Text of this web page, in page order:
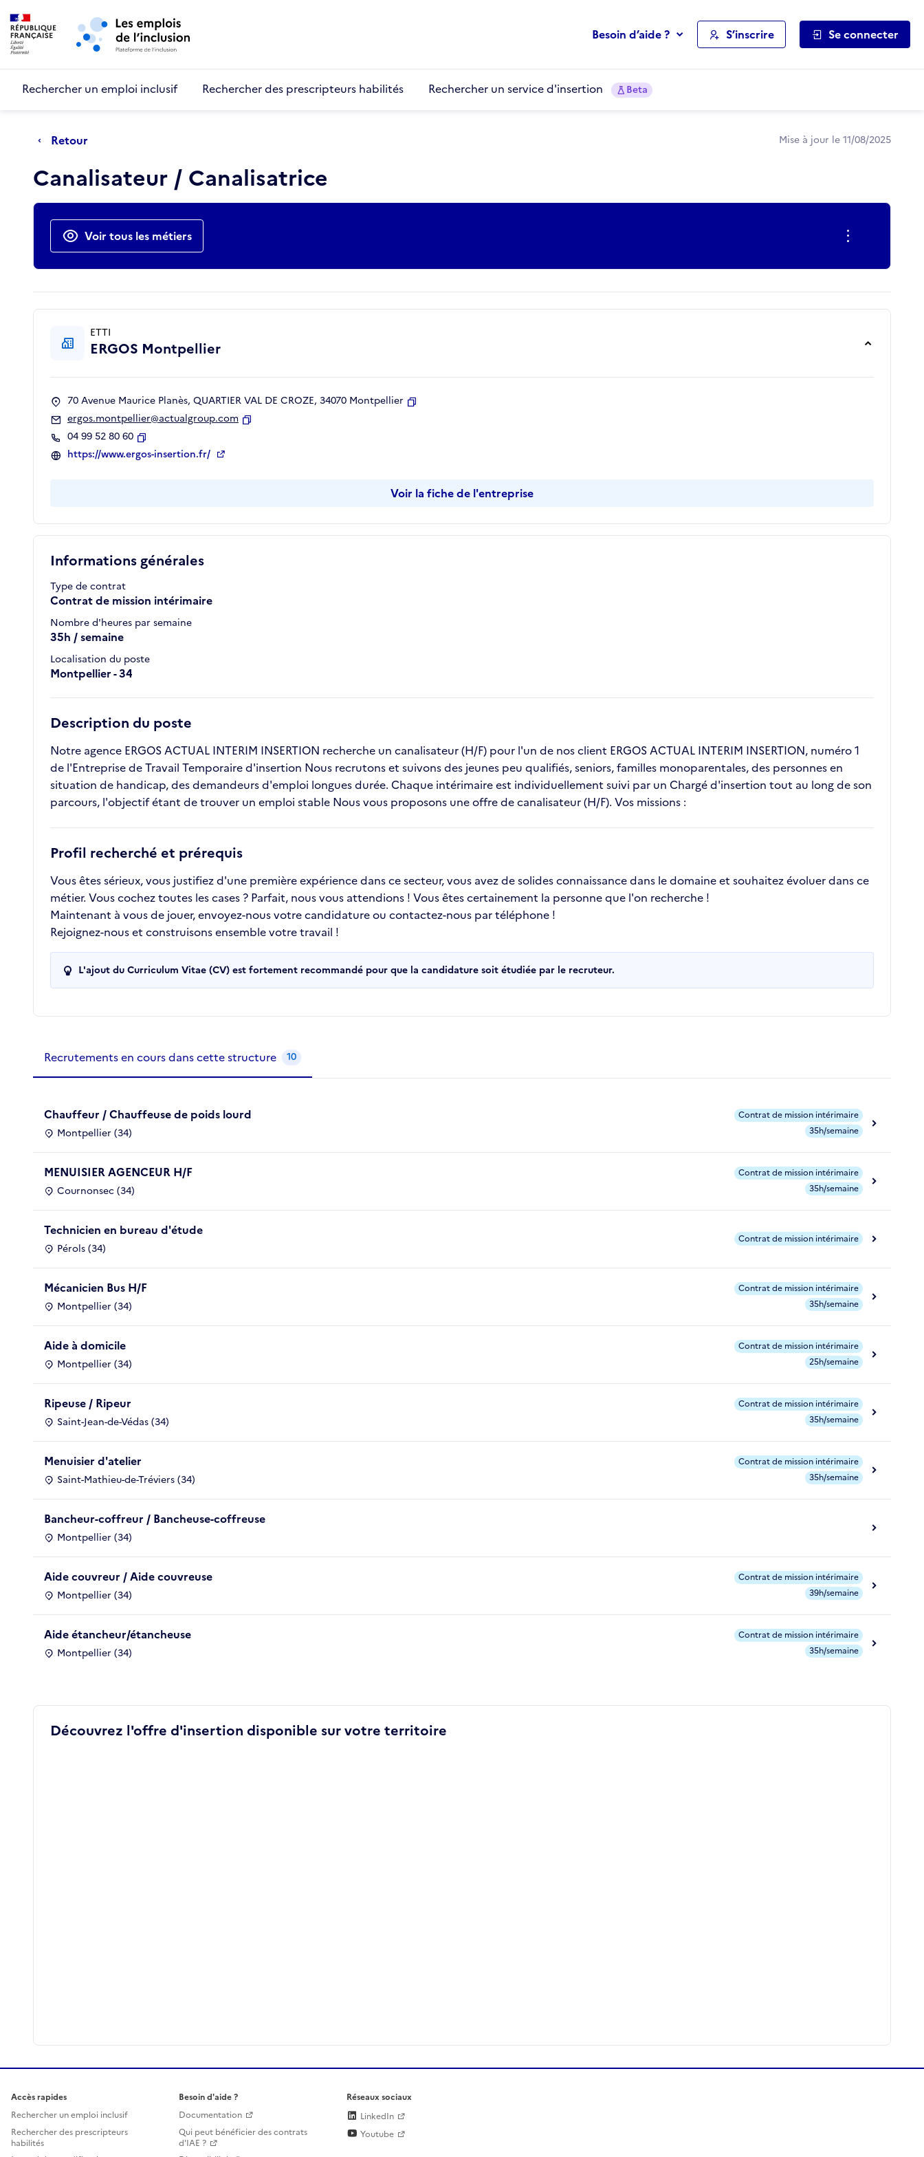
Aller au menu principal
Besoin d’aide ? S’inscrire Se connecter
Rechercher un emploi inclusif Rechercher des prescripteurs habilités Rechercher un service d'insertion Beta
Retour Mise à jour le 11/08/2025
Canalisateur / Canalisatrice
Actions rapides
Voir tous les métiers
Informations générales
Type de contrat
Contrat de mission intérimaire
Nombre d'heures par semaine
35h / semaine
Localisation du poste
Montpellier - 34
Description du poste
Notre agence ERGOS ACTUAL INTERIM INSERTION recherche un canalisateur (H/F) pour l'un de nos client ERGOS ACTUAL INTERIM INSERTION, numéro 1
de l'Entreprise de Travail Temporaire d'insertion Nous recrutons et suivons des jeunes peu qualifiés, seniors, familles monoparentales, des personnes en
situation de handicap, des demandeurs d'emploi longues durée. Chaque intérimaire est individuellement suivi par un Chargé d'insertion tout au long de son
parcours, l'objectif étant de trouver un emploi stable Nous vous proposons une offre de canalisateur (H/F). Vos missions :
Profil recherché et prérequis
Vous êtes sérieux, vous justifiez d'une première expérience dans ce secteur, vous avez de solides connaissance dans le domaine et souhaitez évoluer dans ce
métier. Vous cochez toutes les cases ? Parfait, nous vous attendions ! Vous êtes certainement la personne que l'on recherche !
Maintenant à vous de jouer, envoyez-nous votre candidature ou contactez-nous par téléphone !
Rejoignez-nous et construisons ensemble votre travail !
L'ajout du Curriculum Vitae (CV) est fortement recommandé pour que la candidature soit étudiée par le recruteur.
ETTI
ERGOS Montpellier
70 Avenue Maurice Planès, QUARTIER VAL DE CROZE, 34070 Montpellier
ergos.montpellier@actualgroup.com
04 99 52 80 60
Copier
https://www.ergos-insertion.fr/
Voir la fiche de l'entreprise
Recrutements de la structure
Recrutements en cours dans cette structure 10
Chauffeur / Chauffeuse de poids lourd
Montpellier (34)
Contrat de mission intérimaire
35h/semaine
MENUISIER AGENCEUR H/F
Cournonsec (34)
Contrat de mission intérimaire
35h/semaine
Technicien en bureau d'étude
Pérols (34)
Contrat de mission intérimaire
Mécanicien Bus H/F
Montpellier (34)
Contrat de mission intérimaire
35h/semaine
Aide à domicile
Montpellier (34)
Contrat de mission intérimaire
25h/semaine
Ripeuse / Ripeur
Saint-Jean-de-Védas (34)
Contrat de mission intérimaire
35h/semaine
Menuisier d'atelier
Saint-Mathieu-de-Tréviers (34)
Contrat de mission intérimaire
35h/semaine
Bancheur-coffreur / Bancheuse-coffreuse
Montpellier (34)
Aide couvreur / Aide couvreuse
Montpellier (34)
Contrat de mission intérimaire
39h/semaine
Aide étancheur/étancheuse
Montpellier (34)
Contrat de mission intérimaire
35h/semaine
Découvrez l'offre d'insertion disponible sur votre territoire
Accès rapides
Rechercher un emploi inclusif
Rechercher des prescripteurs
habilités
Besoin d'aide ?
Documentation
Qui peut bénéficier des contrats
d'IAE ?
Réseaux sociaux
LinkedIn
Youtube